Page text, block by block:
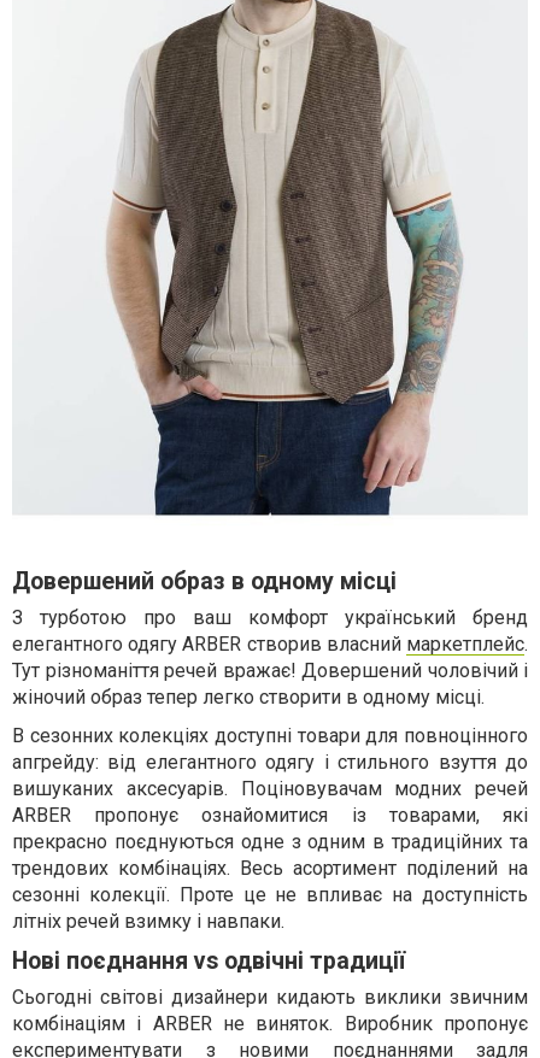
Довершений образ в одному місці
З турботою про ваш комфорт український бренд
елегантного одягу ARBER створив власний маркетплейс.
Тут різноманіття речей вражає! Довершений чоловічий і
жіночий образ тепер легко створити в одному місці.
В сезонних колекціях доступні товари для повноцінного
апгрейду: від елегантного одягу і стильного взуття до
вишуканих аксесуарів. Поціновувачам модних речей
ARBER пропонує ознайомитися із товарами, які
прекрасно поєднуються одне з одним в традиційних та
трендових комбінаціях. Весь асортимент поділений на
сезонні колекції. Проте це не впливає на доступність
літніх речей взимку і навпаки.
Нові поєднання vs одвічні традиції
Сьогодні світові дизайнери кидають виклики звичним
комбінаціям і ARBER не виняток. Виробник пропонує
експериментувати з новими поєднаннями задля